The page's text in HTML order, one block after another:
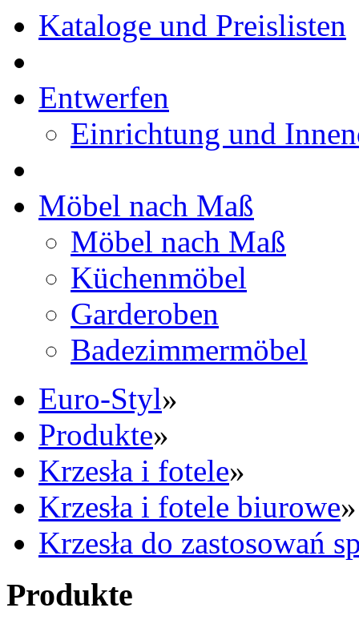
Kataloge und Preislisten
Entwerfen
Einrichtung und
Möbel nach Maß
Möbel nach Maß
Küchenmöbel
Garderoben
Badezimmermöbel
Euro-Styl»
Produkte»
Krzesła i fotele»
Krzesła i fotele biurowe»
Krzesła do zastosowań
Produkte